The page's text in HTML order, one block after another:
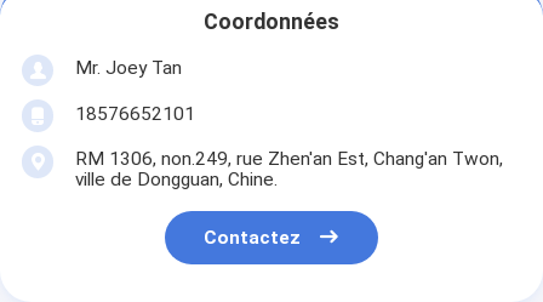
Coordonnées
Mr. Joey Tan
18576652101
RM 1306, non.249, rue Zhen'an Est, Chang'an Twon,
ville de Dongguan, Chine.
Contactez